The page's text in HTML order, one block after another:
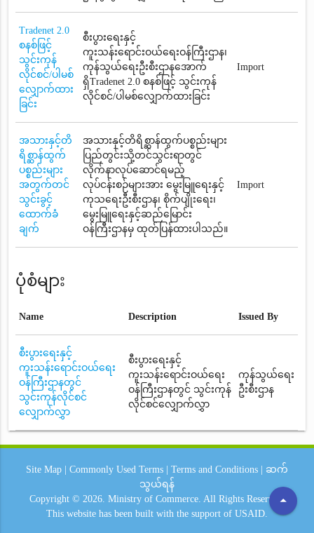
Tradenet 2.0
စနစ်ဖြင့်
သွင်းကုန်
လိုင်စင်/ပါမစ်
လျှောက်ထား
ခြင်း
စီးပွားရေးနှင့်
ကူးသန်းရောင်းဝယ်ရေးဝန်ကြီးဌာန၊
ကုန်သွယ်ရေးဦးစီးဌာနအောက်
ရှိTradenet 2.0 စနစ်ဖြင့် သွင်းကုန်
လိုင်စင်/ပါမစ်လျှောက်ထားခြင်း
Import
အသားနှင့်တိ
ရိစ္ဆာန်ထွက်
ပစ္စည်းများ
အတွက်တင်
သွင်းခွင့်
ထောက်ခံ
ချက်
အသားနှင့်တိရိစ္ဆာန်ထွက်ပစ္စည်းများ
ပြည်တွင်းသို့တင်သွင်းရာတွင်
လိုက်နာလုပ်ဆောင်ရမည့်
လုပ်ငန်းစဉ်များအား မွေးမြူရေးနှင့်
ကုသရေးဦးစီးဌာန၊ စိုက်ပျိုးရေး၊
မွေးမြူရေးနှင့်ဆည်မြောင်း
ဝန်ကြီးဌာနမှ ထုတ်ပြန်ထားပါသည်။
Import
ပုံစံများ
Name Description Issued By
စီးပွားရေးနှင့်
ကူးသန်းရောင်းဝယ်ရေး
ဝန်ကြီးဌာနတွင်
သွင်းကုန်လိုင်စင်
လျှောက်လွှာ
စီးပွားရေးနှင့်
ကူးသန်းရောင်းဝယ်ရေး
ဝန်ကြီးဌာနတွင် သွင်းကုန်
လိုင်စင်လျှောက်လွှာ
ကုန်သွယ်ရေး
ဦးစီးဌာန
arrow_drop_up
Site Map Commonly Used Terms Terms and Conditions
ဆက်
သွယ်ရန်
Copyright © 2026. Ministry of Commerce. All Rights Reserved.
This website has been built with the support of USAID.